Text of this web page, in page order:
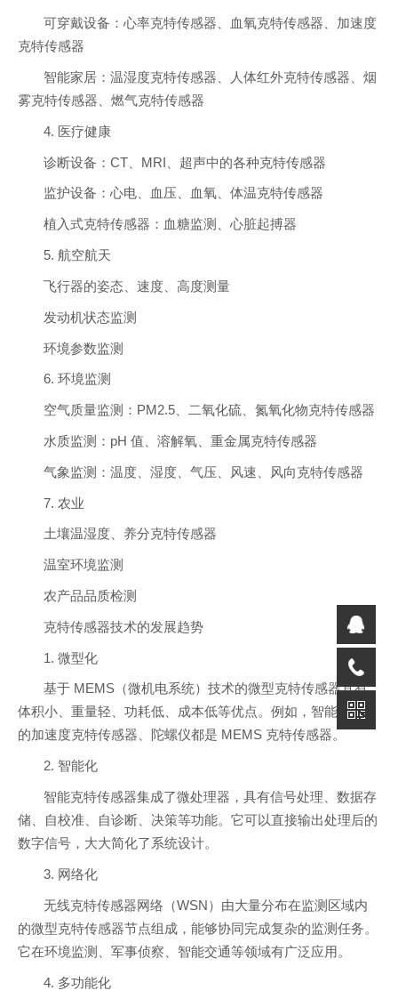
可穿戴设备：心率克特传感器、血氧克特传感器、加速度
克特传感器
智能家居：温湿度克特传感器、人体红外克特传感器、烟
雾克特传感器、燃气克特传感器
4. 医疗健康
诊断设备：CT、MRI、超声中的各种克特传感器
监护设备：心电、血压、血氧、体温克特传感器
植入式克特传感器：血糖监测、心脏起搏器
5. 航空航天
飞行器的姿态、速度、高度测量
发动机状态监测
环境参数监测
6. 环境监测
空气质量监测：PM2.5、二氧化硫、氮氧化物克特传感器
水质监测：pH 值、溶解氧、重金属克特传感器
气象监测：温度、湿度、气压、风速、风向克特传感器
7. 农业
土壤温湿度、养分克特传感器
温室环境监测
农产品品质检测
克特传感器技术的发展趋势
1. 微型化
基于 MEMS（微机电系统）技术的微型克特传感器具有
体积小、重量轻、功耗低、成本低等优点。例如，智能手机中
的加速度克特传感器、陀螺仪都是 MEMS 克特传感器。
2. 智能化
智能克特传感器集成了微处理器，具有信号处理、数据存
储、自校准、自诊断、决策等功能。它可以直接输出处理后的
数字信号，大大简化了系统设计。
3. 网络化
无线克特传感器网络（WSN）由大量分布在监测区域内
的微型克特传感器节点组成，能够协同完成复杂的监测任务。
它在环境监测、军事侦察、智能交通等领域有广泛应用。
4. 多功能化